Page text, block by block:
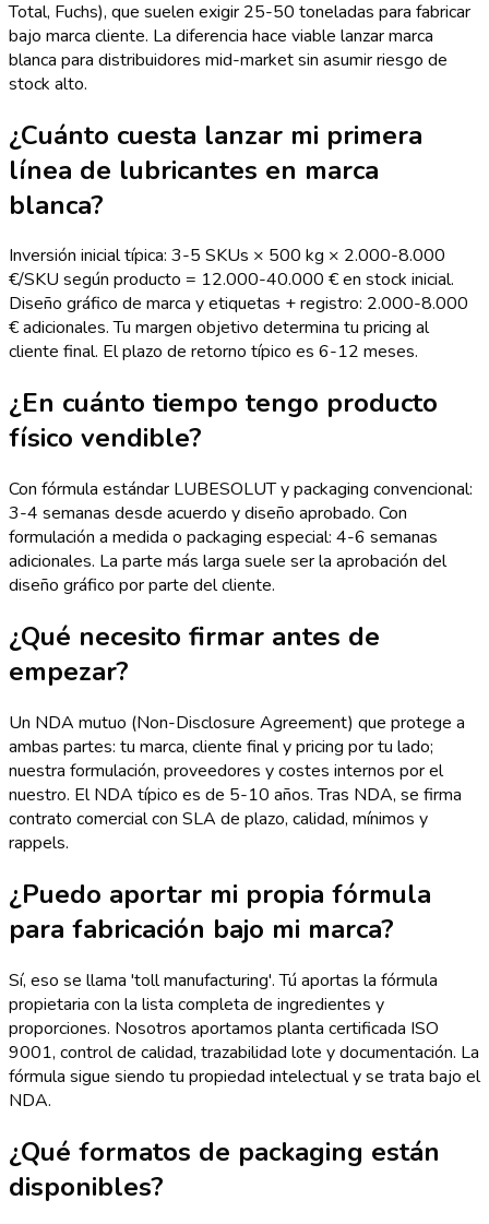
Total, Fuchs), que suelen exigir 25-50 toneladas para fabricar
bajo marca cliente. La diferencia hace viable lanzar marca
blanca para distribuidores mid-market sin asumir riesgo de
stock alto.
¿Cuánto cuesta lanzar mi primera
línea de lubricantes en marca
blanca?
Inversión inicial típica: 3-5 SKUs × 500 kg × 2.000-8.000
€/SKU según producto = 12.000-40.000 € en stock inicial.
Diseño gráfico de marca y etiquetas + registro: 2.000-8.000
€ adicionales. Tu margen objetivo determina tu pricing al
cliente final. El plazo de retorno típico es 6-12 meses.
¿En cuánto tiempo tengo producto
físico vendible?
Con fórmula estándar LUBESOLUT y packaging convencional:
3-4 semanas desde acuerdo y diseño aprobado. Con
formulación a medida o packaging especial: 4-6 semanas
adicionales. La parte más larga suele ser la aprobación del
diseño gráfico por parte del cliente.
¿Qué necesito firmar antes de
empezar?
Un NDA mutuo (Non-Disclosure Agreement) que protege a
ambas partes: tu marca, cliente final y pricing por tu lado;
nuestra formulación, proveedores y costes internos por el
nuestro. El NDA típico es de 5-10 años. Tras NDA, se firma
contrato comercial con SLA de plazo, calidad, mínimos y
rappels.
¿Puedo aportar mi propia fórmula
para fabricación bajo mi marca?
Sí, eso se llama 'toll manufacturing'. Tú aportas la fórmula
propietaria con la lista completa de ingredientes y
proporciones. Nosotros aportamos planta certificada ISO
9001, control de calidad, trazabilidad lote y documentación. La
fórmula sigue siendo tu propiedad intelectual y se trata bajo el
NDA.
¿Qué formatos de packaging están
disponibles?